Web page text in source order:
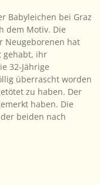
Babyleichen bei Graz
dem Motiv. Die
Neugeborenen hat
gehabt, ihr
32-Jährige
überrascht worden
zu haben. Der
haben. Die
beiden nach